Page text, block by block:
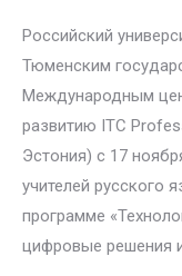
Российский
Тюменским
Международным
развитию ITC
Эстония) с 17
учителей русского
программе
цифровые решения